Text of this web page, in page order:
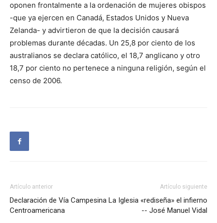
oponen frontalmente a la ordenación de mujeres obispos
-que ya ejercen en Canadá, Estados Unidos y Nueva
Zelanda- y advirtieron de que la decisión causará
problemas durante décadas. Un 25,8 por ciento de los
australianos se declara católico, el 18,7 anglicano y otro
18,7 por ciento no pertenece a ninguna religión, según el
censo de 2006.
Artículo anterior
Declaración de Vía Campesina
Centroamericana
Artículo siguiente
La Iglesia «rediseña» el infierno
-- José Manuel Vidal